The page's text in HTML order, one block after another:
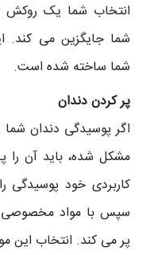
انتخاب شما یک روکش
شما جایگزین می کند.
شما ساخته شده است.
پر کردن دندان
اگر پوسیدگی دندان
مشکل شده، باید آن را
کاربردی خود پوسیدگی
سپس با مواد
پر می کند. انتخاب این